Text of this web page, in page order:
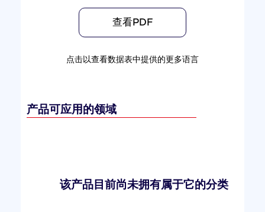
查看PDF
点击以查看数据表中提供的更多语言
产品可应用的领域
该产品目前尚未拥有属于它的分类